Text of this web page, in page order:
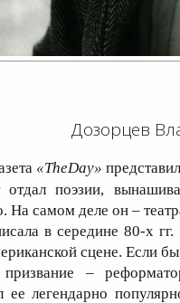
Дозорцев
«TheDay»
поэзии,
На самом деле он –
в середине 80-х
сцене. Если
–
ее легендарно